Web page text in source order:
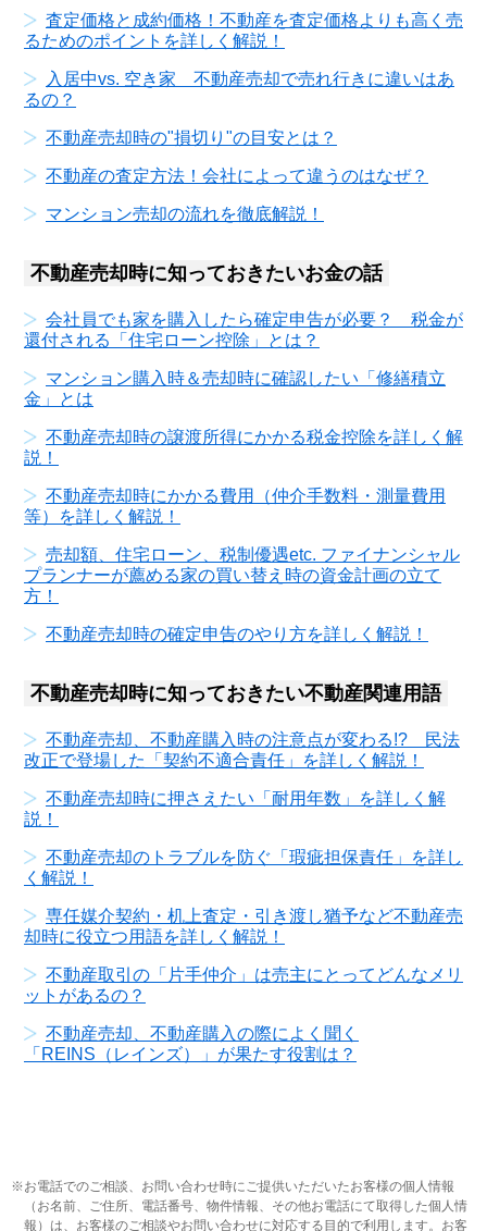
査定価格と成約価格！不動産を査定価格よりも高く売
るためのポイントを詳しく解説！
入居中vs. 空き家 不動産売却で売れ行きに違いはあ
るの？
不動産売却時の"損切り"の目安とは？
不動産の査定方法！会社によって違うのはなぜ？
マンション売却の流れを徹底解説！
不動産売却時に知っておきたいお金の話
会社員でも家を購入したら確定申告が必要？ 税金が
還付される「住宅ローン控除」とは？
マンション購入時＆売却時に確認したい「修繕積立
金」とは
不動産売却時の譲渡所得にかかる税金控除を詳しく解
説！
不動産売却時にかかる費用（仲介手数料・測量費用
等）を詳しく解説！
売却額、住宅ローン、税制優遇etc. ファイナンシャル
プランナーが薦める家の買い替え時の資金計画の立て
方！
不動産売却時の確定申告のやり方を詳しく解説！
不動産売却時に知っておきたい不動産関連用語
不動産売却、不動産購入時の注意点が変わる!? 民法
改正で登場した「契約不適合責任」を詳しく解説！
不動産売却時に押さえたい「耐用年数」を詳しく解
説！
不動産売却のトラブルを防ぐ「瑕疵担保責任」を詳し
く解説！
専任媒介契約・机上査定・引き渡し猶予など不動産売
却時に役立つ用語を詳しく解説！
不動産取引の「片手仲介」は売主にとってどんなメリ
ットがあるの？
不動産売却、不動産購入の際によく聞く
「REINS（レインズ）」が果たす役割は？
お電話でのご相談、お問い合わせ時にご提供いただいたお客様の個人情報
（お名前、ご住所、電話番号、物件情報、その他お電話にて取得した個人情
報）は、お客様のご相談やお問い合わせに対応する目的で利用します。お客